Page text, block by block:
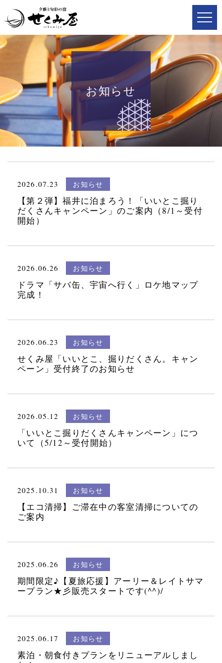
お知らせ
2026.07.23 お知らせ
【第２弾】福井に泊まろう！「いいとこ掘り
だくさんキャンペーン」のご案内（8/1～受付
開始）
2026.06.26 お知らせ
ドラマ「サバ缶、宇宙へ行く」ロケ地マップ
完成！
2026.06.23 お知らせ
せくみ屋「いいとこ、掘りだくさん。キャン
ペーン」受付終了のお知らせ
2026.05.12 お知らせ
「いいとこ掘りだくさんキャンペーン」につ
いて（5/12～受付開始）
2025.10.31 お知らせ
【エコ清掃】ご滞在中の客室清掃についての
ご案内
2025.06.26 お知らせ
期間限定♪【夏旅応援】アーリー＆レイトサマ
ープラン★彡販売スタートです(^^)/
2025.06.17 お知らせ
素泊・朝食付きプランをリニューアルしまし